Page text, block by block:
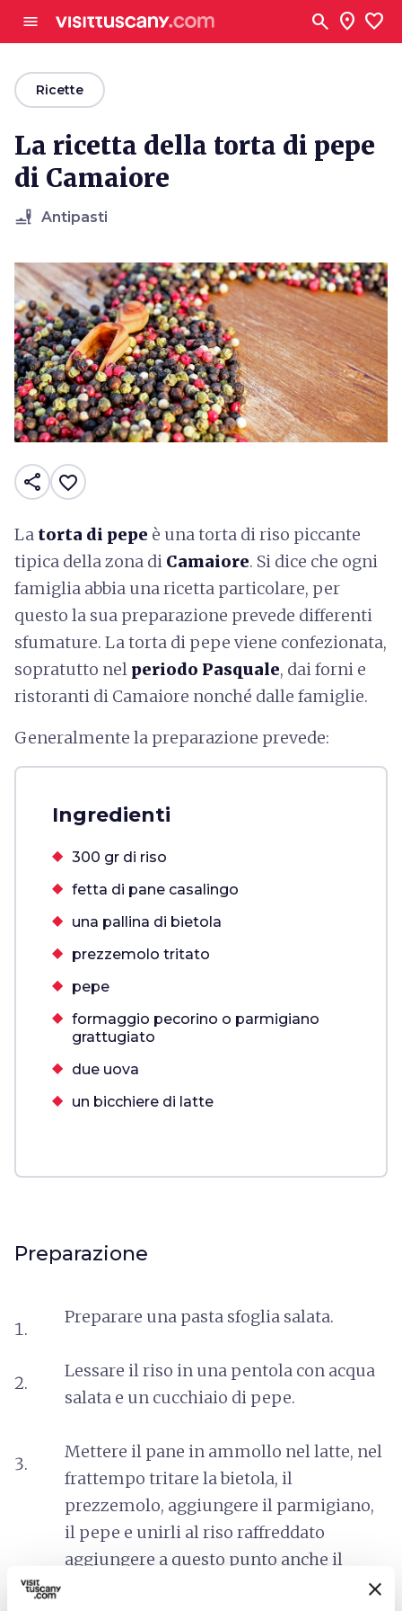
menu search location_on favorite
arrow_backRicette
La ricetta della torta di pepe
di Camaiore
brunch_dining Antipasti
share favorite_border
La torta di pepe è una torta di riso piccante
tipica della zona di Camaiore. Si dice che ogni
famiglia abbia una ricetta particolare, per
questo la sua preparazione prevede differenti
sfumature. La torta di pepe viene confezionata,
sopratutto nel periodo Pasquale, dai forni e
ristoranti di Camaiore nonché dalle famiglie.
Generalmente la preparazione prevede:
Ingredienti
300 gr di riso
fetta di pane casalingo
una pallina di bietola
prezzemolo tritato
pepe
formaggio pecorino o parmigiano
grattugiato
due uova
un bicchiere di latte
Preparazione
Preparare una pasta sfoglia salata.
Lessare il riso in una pentola con acqua
salata e un cucchiaio di pepe.
Mettere il pane in ammollo nel latte, nel
frattempo tritare la bietola, il
prezzemolo, aggiungere il parmigiano,
il pepe e unirli al riso raffreddato
aggiungere a questo punto anche il